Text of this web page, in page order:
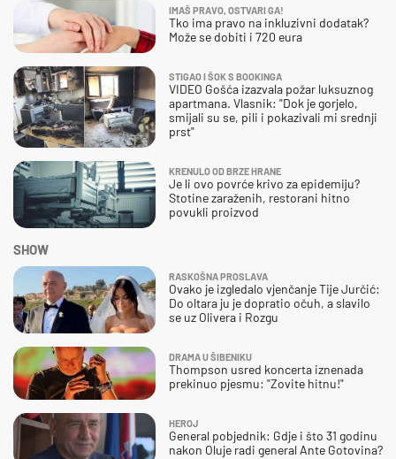
IMAŠ PRAVO, OSTVARI GA!
Tko ima pravo na inkluzivni dodatak?
Može se dobiti i 720 eura
STIGAO I ŠOK S BOOKINGA
VIDEO Gošća izazvala požar luksuznog
apartmana. Vlasnik: "Dok je gorjelo,
smijali su se, pili i pokazivali mi srednji
prst"
KRENULO OD BRZE HRANE
Je li ovo povrće krivo za epidemiju?
Stotine zaraženih, restorani hitno
povukli proizvod
SHOW
RASKOŠNA PROSLAVA
Ovako je izgledalo vjenčanje Tije Jurčić:
Do oltara ju je dopratio očuh, a slavilo
se uz Olivera i Rozgu
DRAMA U ŠIBENIKU
Thompson usred koncerta iznenada
prekinuo pjesmu: "Zovite hitnu!"
HEROJ
General pobjednik: Gdje i što 31 godinu
nakon Oluje radi general Ante Gotovina?